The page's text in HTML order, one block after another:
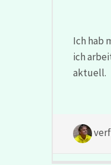
Ich hab
ich
aktuell.